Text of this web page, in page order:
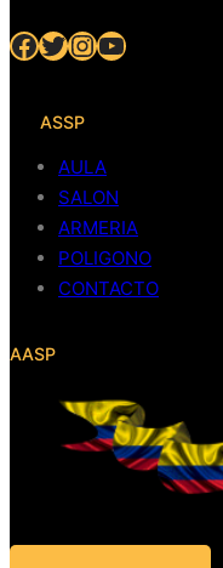
Facebook Twitter InstagramYouTube
ASSP
AULA
SALON
ARMERIA
POLIGONO
CONTACTO
AASP